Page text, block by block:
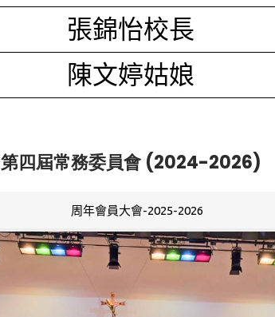
張錦怡校長
陳文婷姑娘
第四屆常務委員會 (2024-2026)
周年會員大會-2025-2026